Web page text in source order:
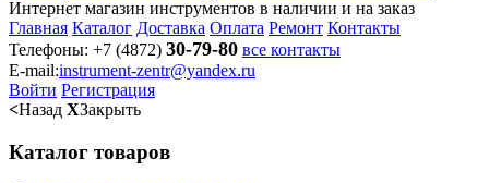
Интернет магазин инструментов в наличии и на заказ
Главная Каталог Доставка Оплата Ремонт Контакты
Телефоны: +7 (4872) 30-79-80 все контакты
E-mail:instrument-zentr@yandex.ru
Войти Регистрация
<Назад XЗакрыть
Каталог товаров